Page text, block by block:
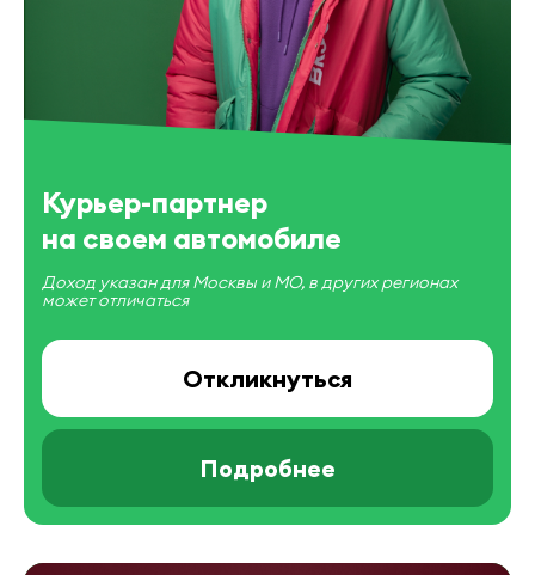
Курьер-партнер
на своем автомобиле
Доход указан для Москвы и МО, в других регионах
может отличаться
Откликнуться
Подробнее